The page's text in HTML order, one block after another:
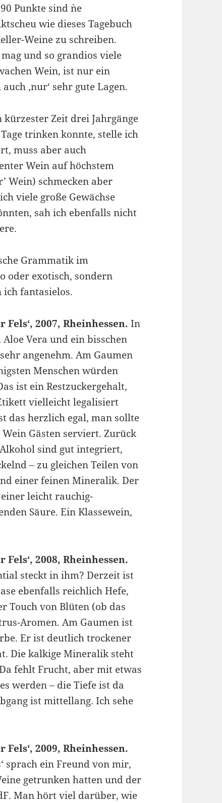
Punkte sind `ne
wie dieses Tagebuch
Weine zu schreiben.
und so grandios viele
Wein, ist nur ein
‚nur‘ sehr gute Lagen.
Zeit drei Jahrgänge
trinken konnte, stelle ich
muss aber auch
Wein auf höchstem
Wein) schmecken aber
viele große Gewächse
sah ich ebenfalls nicht
Grammatik im
oder exotisch, sondern
fantasielos.
2007, Rheinhessen. In
Vera und ein bisschen
angenehm. Am Gaumen
Menschen würden
ist ein Restzuckergehalt,
vielleicht legalisiert
das herzlich egal, man sollte
Gästen serviert. Zurück
sind gut integriert,
– zu gleichen Teilen von
einer feinen Mineralik. Der
leicht rauchig-
Säure. Ein Klassewein,
2008, Rheinhessen.
steckt in ihm? Derzeit ist
ebenfalls reichlich Hefe,
Touch von Blüten (ob das
Aromen. Am Gaumen ist
Er ist deutlich trockener
Die kalkige Mineralik steht
fehlt Frucht, aber mit etwas
werden – die Tiefe ist da
ist mittellang. Ich sehe
2009, Rheinhessen.
sprach ein Freund von mir,
getrunken hatten und der
Man hört viel darüber, wie